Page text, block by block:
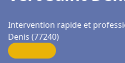
Intervention rapide et
Denis (77240)